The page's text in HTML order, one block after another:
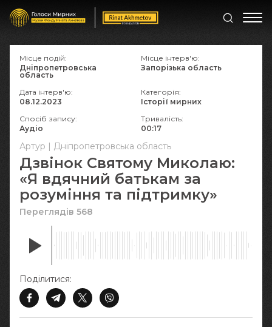
Артур | Дніпропетровська область
Дзвінок Святому Миколаю:
«Я вдячний батькам за
розуміння та підтримку»
Переглядів 568
Поділитися:
Місце подій:
Дніпропетровська
область
Місце інтерв'ю:
Запорізька область
Дата інтерв'ю:
08.12.2023
Категорія:
Історії мирних
Спосіб запису:
Аудіо
Тривалість:
00:17